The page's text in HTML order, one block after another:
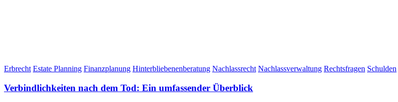
Erbrecht Estate Planning Finanzplanung Hinterbliebenenberatung Nachlassrecht Nachlassverwaltung Rechtsfragen Schulden
Verbindlichkeiten nach dem Tod: Ein umfassender Überblick